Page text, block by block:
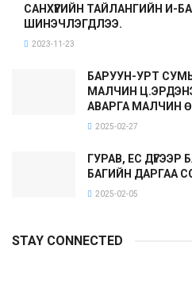
САНХҮҮГИЙН ТАЙЛАНГИЙН И-
ШИНЭЧЛЭГДЛЭЭ.
2023-11-23
БАРУУН-УРТ
МАЛЧИН
АВАРГА МАЛЧИН
2025-02-27
ГУРАВ, ЕС
БАГИЙН ДАРГАА
2025-02-05
STAY CONNECTED